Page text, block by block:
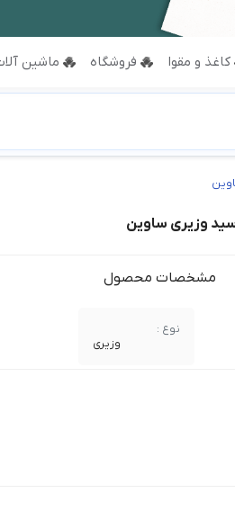
کاغذ و مقوا فروشگاه ماشین
وزیری ساوین
مشخصات محصول
نوع :
وزیری